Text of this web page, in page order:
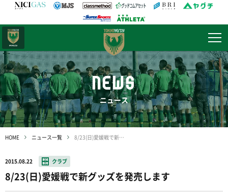
NEWS
ニュース
HOME ニュース一覧 8/23(日)愛媛戦で新グッズを発売します
2015.08.22 クラブ
8/23(日)愛媛戦で新グッズを発売します